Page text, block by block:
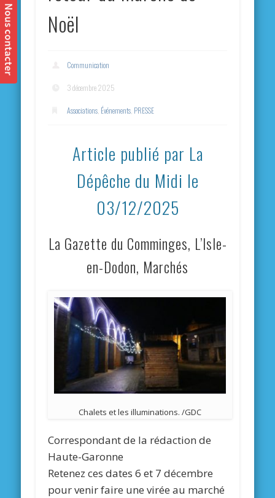
Noël
Communication
3 décembre 2025
Associations Événements PRESSE
Article publié par La
Dépêche du Midi le
03/12/2025
La Gazette du Comminges, L’Isle-
en-Dodon, Marchés
Chalets et les illuminations. /GDC
Correspondant de la rédaction de
Haute-Garonne
Retenez ces dates 6 et 7 décembre
pour venir faire une virée au marché